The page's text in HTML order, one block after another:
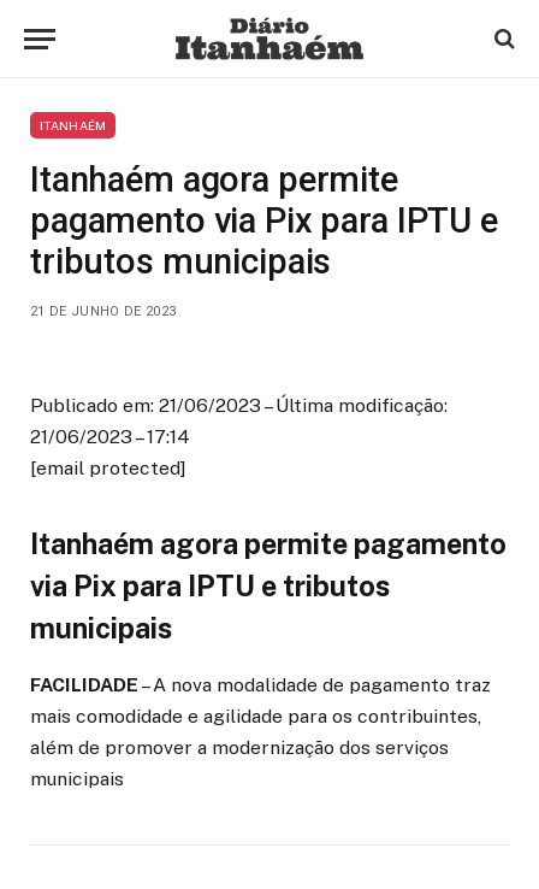
ITANHAÉM
Itanhaém agora permite
pagamento via Pix para IPTU e
tributos municipais
21 DE JUNHO DE 2023
Publicado em: 21/06/2023 – Última modificação:
21/06/2023 – 17:14
[email protected]
Itanhaém agora permite pagamento
via Pix para IPTU e tributos
municipais
FACILIDADE – A nova modalidade de pagamento traz
mais comodidade e agilidade para os contribuintes,
além de promover a modernização dos serviços
municipais